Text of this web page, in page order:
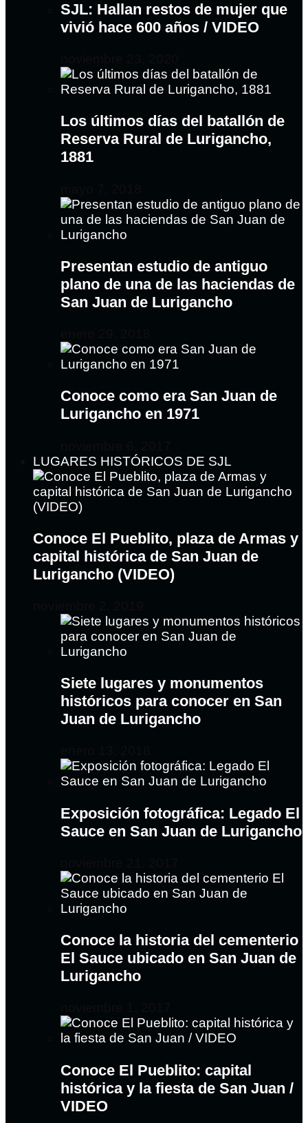
SJL: Hallan restos de mujer que
vivió hace 600 años / VIDEO
Los últimos días del batallón de
Reserva Rural de Lurigancho,
1881
Presentan estudio de antiguo
plano de una de las haciendas de
San Juan de Lurigancho
Conoce como era San Juan de
Lurigancho en 1971
LUGARES HISTÓRICOS DE SJL
Conoce El Pueblito, plaza de Armas y
capital histórica de San Juan de
Lurigancho (VIDEO)
Siete lugares y monumentos
históricos para conocer en San
Juan de Lurigancho
Exposición fotográfica: Legado El
Sauce en San Juan de Lurigancho
Conoce la historia del cementerio
El Sauce ubicado en San Juan de
Lurigancho
Conoce El Pueblito: capital
histórica y la fiesta de San Juan /
VIDEO